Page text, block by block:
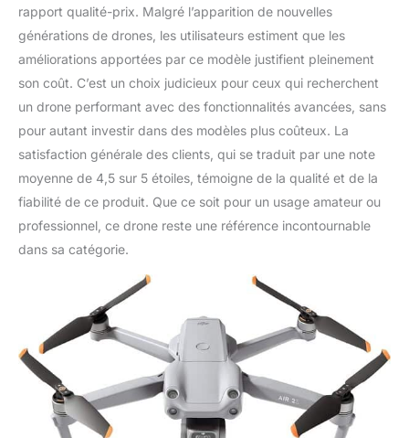
volta che voli.
【Rilevamento
dell'ambiente】 DJI Air
2S ha la capacità di
percepire l’ambiente in 4
avanti e all’indietro. Gli
algoritmi per Advanced
Assisted Flight System
(APAS 4.0) sono stati
ulteriormente migliorati,
consentendo a DJI Air 2S
ostacoli negli scenari più
complessi, anche ad alta
velocità.
rapport qualité-prix. Malgré l’apparition de nouvelles
générations de drones, les utilisateurs estiment que les
améliorations apportées par ce modèle justifient pleinement
son coût. C’est un choix judicieux pour ceux qui recherchent
un drone performant avec des fonctionnalités avancées, sans
pour autant investir dans des modèles plus coûteux. La
satisfaction générale des clients, qui se traduit par une note
moyenne de 4,5 sur 5 étoiles, témoigne de la qualité et de la
fiabilité de ce produit. Que ce soit pour un usage amateur ou
professionnel, ce drone reste une référence incontournable
dans sa catégorie.